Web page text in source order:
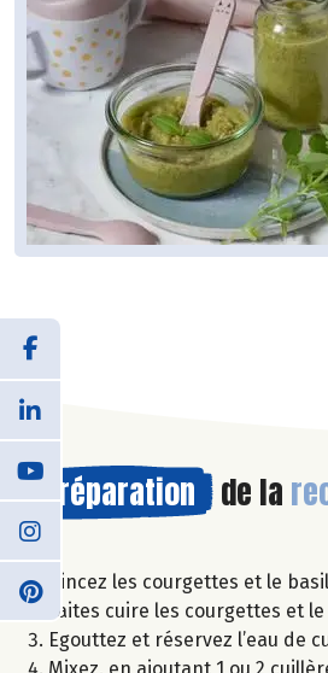
Préparation de la
Rincez les courgettes et le
Faites cuire les courgettes et
Egouttez et réservez l’eau de